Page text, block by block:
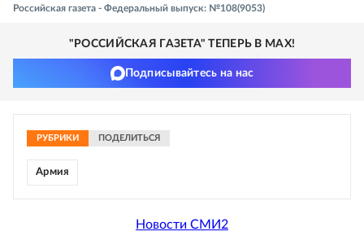
Российская газета - Федеральный выпуск: №108(9053)
"РОССИЙСКАЯ ГАЗЕТА" ТЕПЕРЬ В MAX!
Подписывайтесь на нас
РУБРИКИ ПОДЕЛИТЬСЯ
Армия
Новости СМИ2